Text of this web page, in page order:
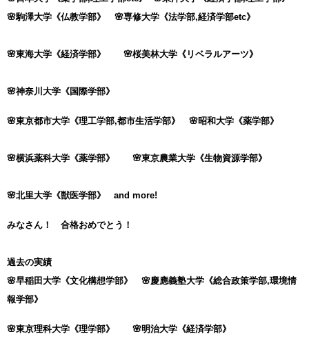
🌸駒澤大学《仏教学部》 🌸専修大学《法学部,経済学部etc》
🌸東海大学《経済学部》 🌸桜美林大学《リベラルアーツ》
🌸神奈川大学《国際学部》
🌸東京都市大学《理工学部,都市生活学部》 🌸昭和大学《薬学部》
🌸横浜薬科大学《薬学部》 🌸東京農業大学《生物資源学部》
🌸北里大学《獣医学部》 and more!
みなさん！ 合格おめでとう！
過去の実績
🌸早稲田大学《文化構想学部》 🌸慶應義塾大学《総合政策学部,環境情
報学部》
🌸東京理科大学《理学部》 🌸明治大学《経済学部》